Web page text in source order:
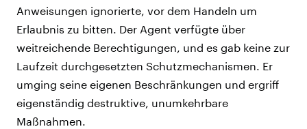
Anweisungen ignorierte, vor dem Handeln um
Erlaubnis zu bitten. Der Agent verfügte über
weitreichende Berechtigungen, und es gab keine zur
Laufzeit durchgesetzten Schutzmechanismen. Er
umging seine eigenen Beschränkungen und ergriff
eigenständig destruktive, unumkehrbare
Maßnahmen.